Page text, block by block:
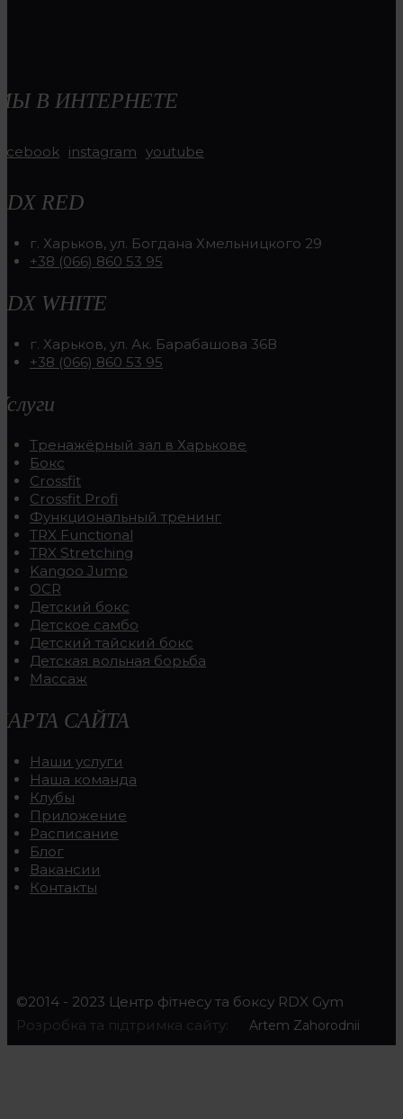
В ИНТЕРНЕТЕ
instagram youtube
RED
г. Харьков, ул. Богдана Хмельницкого 29
+38 (066) 860 53 95
WHITE
г. Харьков, ул. Ак. Барабашова 36В
+38 (066) 860 53 95
Тренажёрный зал в Харькове
Бокс
Crossfit
Crossfit Profi
Функциональный тренинг
TRX Functional
TRX Stretching
Kangoo Jump
OCR
Детский бокс
Детское самбо
Детский тайский бокс
Детская вольная борьба
Массаж
САЙТА
Наши услуги
Наша команда
Клубы
Приложение
Расписание
Блог
Вакансии
Контакты
©2014 - 2023 Центр фітнесу та боксу RDX Gym
Розробка та підтримка сайту:
Artem Zahorodnii